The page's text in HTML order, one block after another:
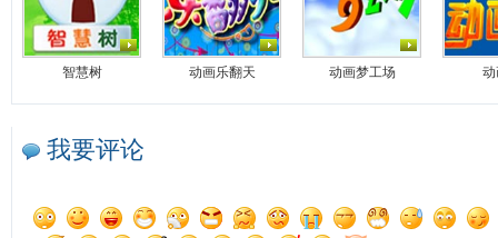
智慧树 动画乐翻天 动画梦工场 动
我要评论